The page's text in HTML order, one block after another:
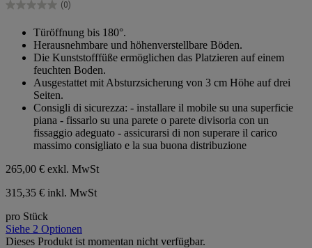
Sternen. (0)
0.0
Sternen.
Türöffnung bis 180°.
Herausnehmbare und höhenverstellbare Böden.
Die Kunststofffüße ermöglichen das Platzieren auf einem
feuchten Boden.
Ausgestattet mit Absturzsicherung von 3 cm Höhe auf drei
Seiten.
Consigli di sicurezza: - installare il mobile su una superficie
piana - fissarlo su una parete o parete divisoria con un
fissaggio adeguato - assicurarsi di non superare il carico
massimo consigliato e la sua buona distribuzione
265,00 € exkl. MwSt
315,35 € inkl. MwSt
pro Stück
Siehe 2 Optionen
Dieses Produkt ist momentan nicht verfügbar.